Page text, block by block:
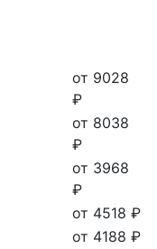
от 9028
₽
от 8038
₽
от 3968
₽
от 4518 ₽
от 4188 ₽